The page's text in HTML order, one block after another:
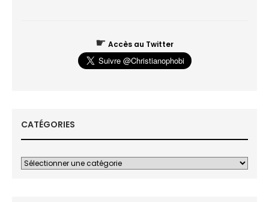
☛ Accès au Twitter
CATÉGORIES